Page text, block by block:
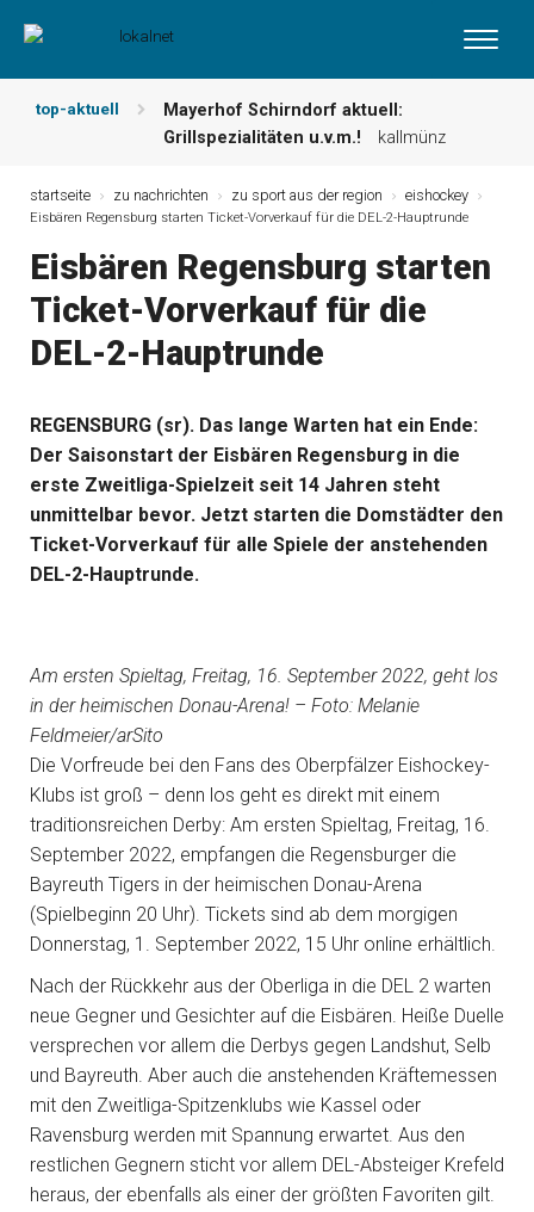
top-aktuell
Mayerhof Schirndorf aktuell:
Grillspezialitäten u.v.m.!
kallmünz
und mehr … burglengenfeld
Der „deutsche Michel“ muss nun
leserbriefe
Maxhütter Fischladen: Unser aktuelles
Nutzen Sie aktuelle Angebote Ihrer
Metzgerei Hummel: Aktuelles
Wochenangebot!
startseite zu nachrichten zu sport aus der region eishockey
Eisbären Regensburg starten Ticket-Vorverkauf für die DEL-2-Hauptrunde
Eisbären Regensburg starten
Ticket-Vorverkauf für die
DEL-2-Hauptrunde
REGENSBURG (sr). Das lange Warten hat ein Ende:
Der Saisonstart der Eisbären Regensburg in die
erste Zweitliga-Spielzeit seit 14 Jahren steht
unmittelbar bevor. Jetzt starten die Domstädter den
Ticket-Vorverkauf für alle Spiele der anstehenden
DEL-2-Hauptrunde.
Am ersten Spieltag, Freitag, 16. September 2022, geht los
in der heimischen Donau-Arena! – Foto: Melanie
Feldmeier/arSito
Die Vorfreude bei den Fans des Oberpfälzer Eishockey-
Klubs ist groß – denn los geht es direkt mit einem
traditionsreichen Derby: Am ersten Spieltag, Freitag, 16.
September 2022, empfangen die Regensburger die
Bayreuth Tigers in der heimischen Donau-Arena
(Spielbeginn 20 Uhr). Tickets sind ab dem morgigen
Donnerstag, 1. September 2022, 15 Uhr online erhältlich.
Nach der Rückkehr aus der Oberliga in die DEL 2 warten
neue Gegner und Gesichter auf die Eisbären. Heiße Duelle
versprechen vor allem die Derbys gegen Landshut, Selb
und Bayreuth. Aber auch die anstehenden Kräftemessen
mit den Zweitliga-Spitzenklubs wie Kassel oder
Ravensburg werden mit Spannung erwartet. Aus den
restlichen Gegnern sticht vor allem DEL-Absteiger Krefeld
heraus, der ebenfalls als einer der größten Favoriten gilt.